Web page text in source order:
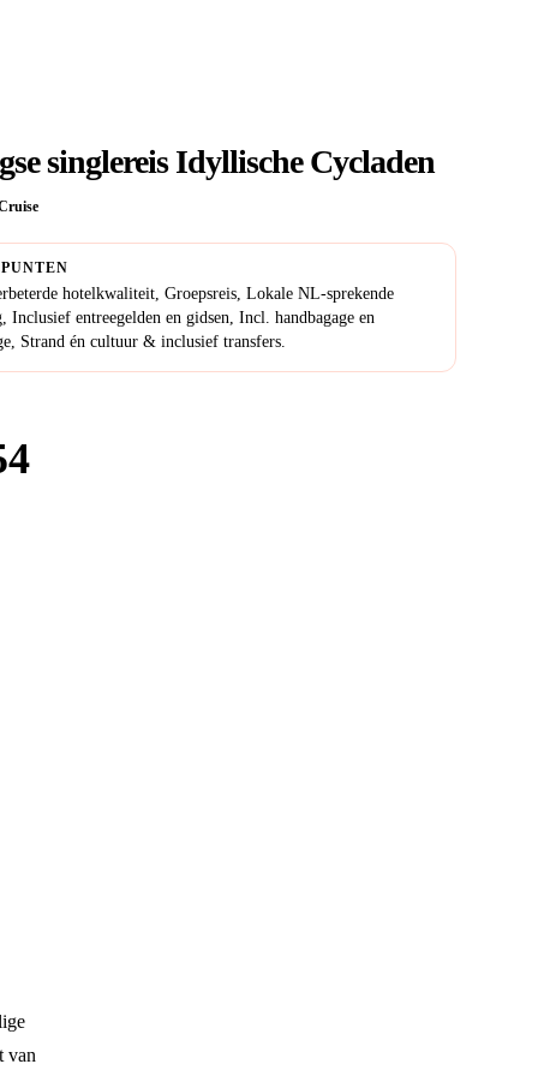
singlereis Idyllische Cycladen
hotelkwaliteit, Groepsreis, Lokale NL-sprekende
Inclusief entreegelden en gidsen, Incl. handbagage en
Strand én cultuur & inclusief transfers.
van